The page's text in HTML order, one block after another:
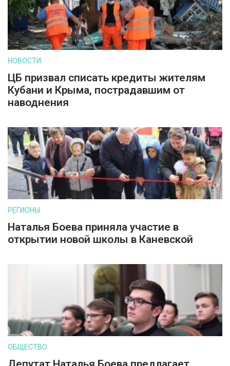
НОВОСТИ
ЦБ призвал списать кредиты жителям
Кубани и Крыма, пострадавшим от
наводнения
РЕГИОНЫ
Наталья Боева приняла участие в
открытии новой школы в Каневской
ОБЩЕСТВО